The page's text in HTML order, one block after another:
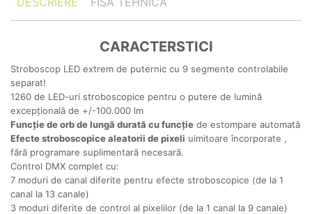
CARACTERSTICI
Stroboscop LED extrem de puternic cu 9 segmente controlabile
separat!
1260 de LED-uri stroboscopice pentru o putere de lumină
excepțională de +/-100.000 lm
Funcție de orb de lungă durată cu funcție de estompare automată
Efecte stroboscopice aleatorii de pixeli uimitoare încorporate ,
fără programare suplimentară necesară.
Control DMX complet cu:
7 moduri de canal diferite pentru efecte stroboscopice (de la 1
canal la 13 canale)
3 moduri diferite de control al pixelilor (de la 1 canal la 9 canale)